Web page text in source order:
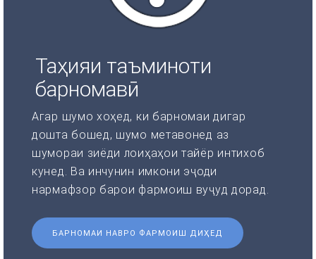
Таҳияи таъминоти
барномавӣ
Агар шумо хоҳед, ки барномаи дигар
дошта бошед, шумо метавонед аз
шумораи зиёди лоиҳаҳои тайёр интихоб
кунед. Ва инчунин имкони эҷоди
нармафзор барои фармоиш вуҷуд дорад.
БАРНОМАИ НАВРО ФАРМОИШ ДИҲЕД